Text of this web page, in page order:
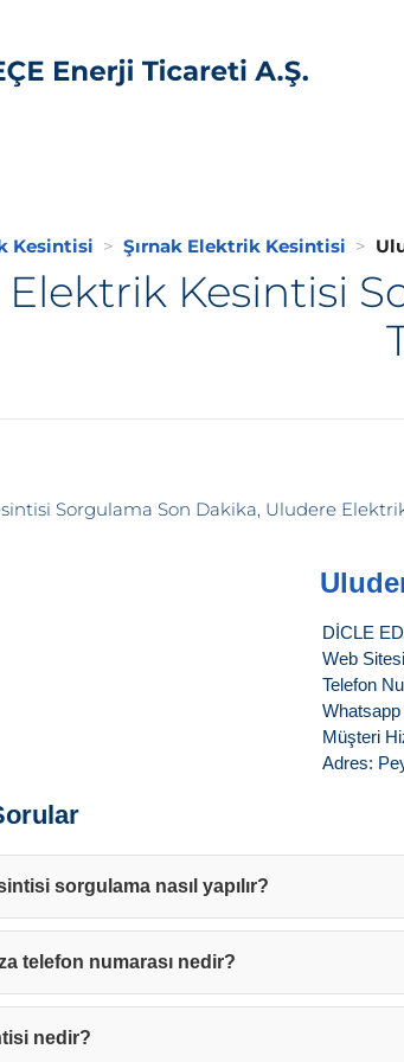
Kesintisi Şırnak Elektrik Kesintisi
Kesintisi
DİCLE
Web
Telefon
Müşteri
Adres:
sorgulama nasıl yapılır?
telefon numarası nedir?
nedir?